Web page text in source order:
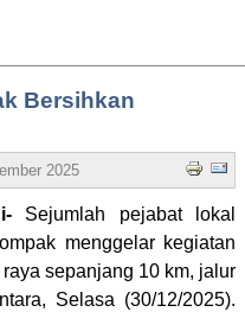
Bersihkan
2025 14:12 Written by
Sejumlah pejabat lokal
menggelar kegiatan
sepanjang 10 km, jalur
Selasa (30/12/2025).